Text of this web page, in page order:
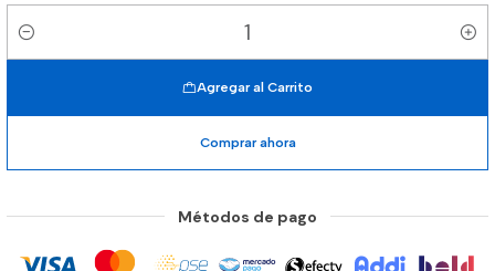
Cantidad
Agregar al Carrito
Comprar ahora
Métodos de pago